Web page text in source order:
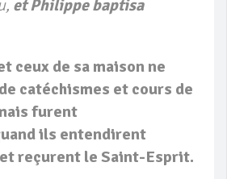
et Philippe baptisa
ceux de sa maison ne
catéchismes et cours de
furent
ils entendirent
reçurent le Saint-Esprit.